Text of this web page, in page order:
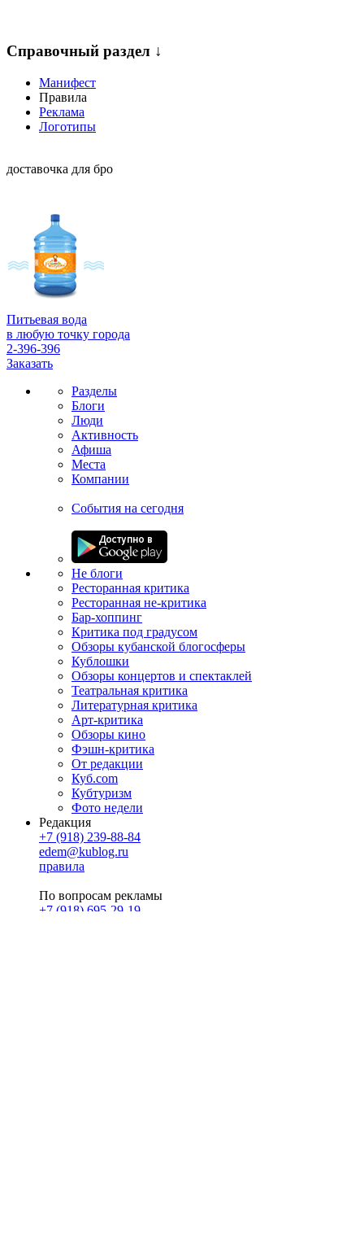
Справочный раздел ↓
Манифест
Правила
Реклама
Логотипы
доставочка для бро
Питьевая вода
в любую точку города
2-396-396
Заказать
Разделы
Блоги
Люди
Активность
Афиша
Места
Компании
События на сегодня
Не блоги
Ресторанная критика
Ресторанная не-критика
Бар-хоппинг
Критика под градусом
Обзоры кубанской блогосферы
Кублошки
Обзоры концертов и спектаклей
Театральная критика
Литературная критика
Арт-критика
Обзоры кино
Фэшн-критика
От редакции
Куб.com
Кубтуризм
Фото недели
Редакция
+7 (918) 239-88-84
edem@kublog.ru
правила
По вопросам рекламы
+7 (918) 695-29-19